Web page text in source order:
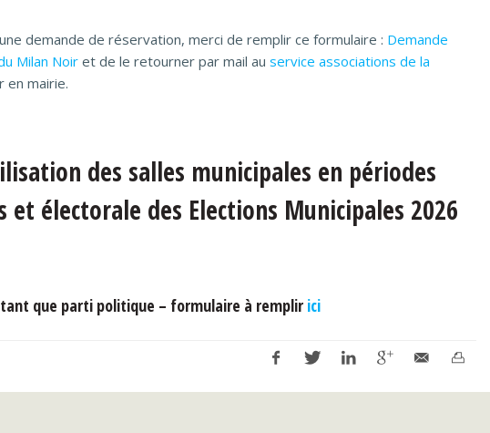
demande de réservation, merci de remplir ce formulaire : Demande
Milan Noiret de le retourner par mail au service associations de la
en mairie.
des salles municipales en périodes
et électorale des Elections Municipales 2026
tant que parti politique – formulaire à remplir ici